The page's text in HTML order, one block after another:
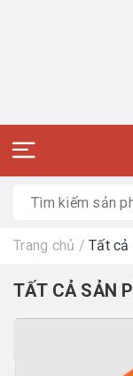
Trang chủ / Tất cả
TẤT CẢ SẢN